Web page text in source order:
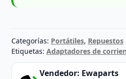
Categorías: Portátiles, Repuestos
Etiquetas: Adaptadores de
Vendedor: Ewaparts